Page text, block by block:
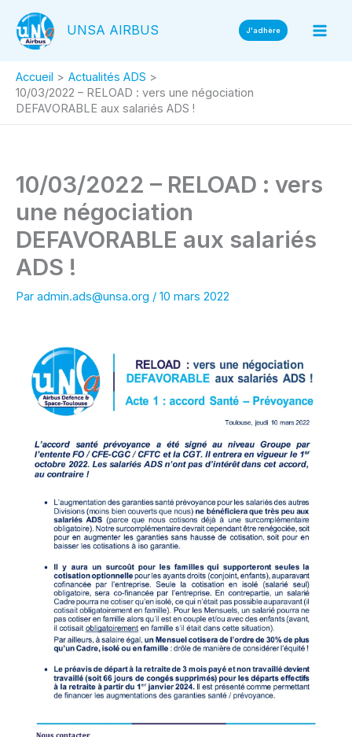
contenu
UNSA AIRBUS J'adhère
Accueil
Actualités ADS
10/03/2022 – RELOAD : vers une négociation
DEFAVORABLE aux salariés ADS !
10/03/2022 – RELOAD : vers
une négociation
DEFAVORABLE aux salariés
ADS !
Par admin.ads@unsa.org / 10 mars 2022